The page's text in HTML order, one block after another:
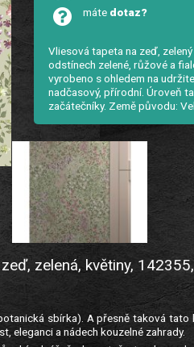
máte dotaz?
Vliesová tapeta na zeď,
odstínech zelené, růžové a
vyrobeno s ohledem na
nadčasový, přírodní. Úroveň
začátečníky. Země původu:
zelená, květiny,
sbírka). A přesně taková
eleganci a nádech kouzelné zahrady.